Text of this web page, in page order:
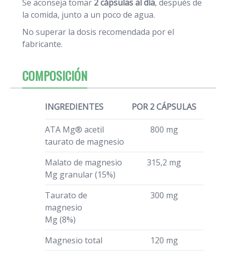
Se aconseja tomar 2 cápsulas al día, después de
la comida, junto a un poco de agua.
No superar la dosis recomendada por el
fabricante.
COMPOSICIÓN
INGREDIENTES POR 2 CÁPSULAS
ATA Mg® acetil
taurato de magnesio
800 mg
Malato de magnesio
Mg granular (15%)
315,2 mg
Taurato de
magnesio
Mg (8%)
300 mg
Magnesio total 120 mg